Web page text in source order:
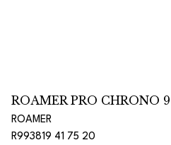
ROAMER PRO CHRONO
ROAMER
R993819 41 75 20